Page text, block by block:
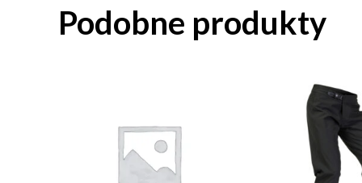
Podobne produkty